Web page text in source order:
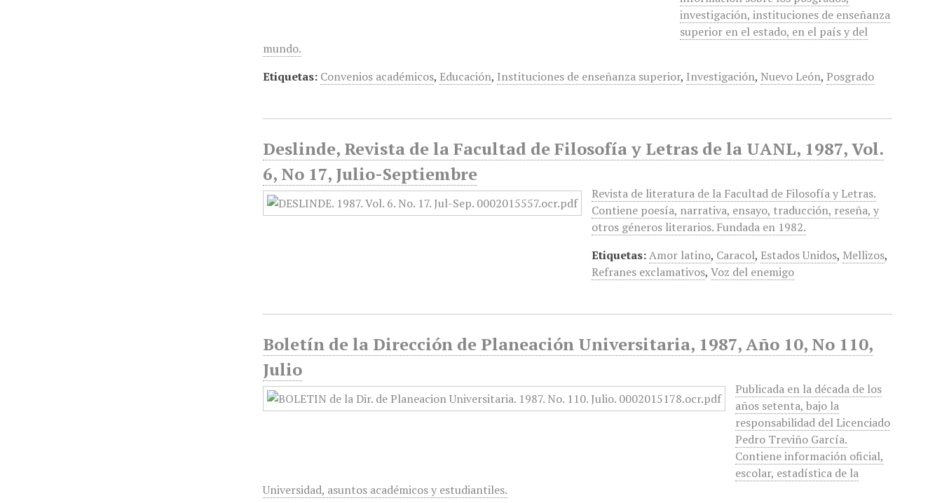
investigación, instituciones de enseñanza
superior en el estado, en el país y del
mundo.
Etiquetas: Convenios académicos, Educación, Instituciones de enseñanza superior, Investigación, Nuevo León, Posgrado
Deslinde, Revista de la Facultad de Filosofía y Letras de la UANL, 1987, Vol.
6, No 17, Julio-Septiembre
Revista de literatura de la Facultad de Filosofía y Letras.
Contiene poesía, narrativa, ensayo, traducción, reseña, y
otros géneros literarios. Fundada en 1982.
Etiquetas:Amor latino, Caracol, Estados Unidos, Mellizos,
Refranes exclamativos,Voz del enemigo
Boletín de la Dirección de Planeación Universitaria, 1987, Año 10, No 110,
Julio
Publicada en la década de los
años setenta, bajo la
responsabilidad del Licenciado
Pedro Treviño García.
Contiene información oficial,
escolar, estadística de la
Universidad, asuntos académicos y estudiantiles.